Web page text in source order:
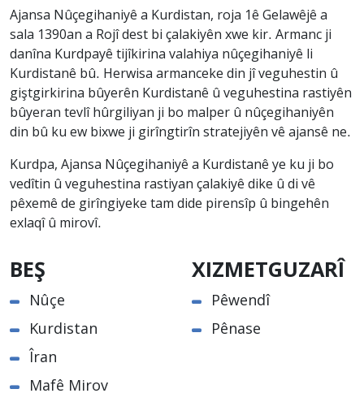
Ajansa Nûçegihaniyê a Kurdistan, roja 1ê Gelawêjê a
sala 1390an a Rojî dest bi çalakiyên xwe kir. Armanc ji
danîna Kurdpayê tijîkirina valahiya nûçegihaniyê li
Kurdistanê bû. Herwisa armanceke din jî veguhestin û
giştgirkirina bûyerên Kurdistanê û veguhestina rastiyên
bûyeran tevlî hûrgiliyan ji bo malper û nûçegihaniyên
din bû ku ew bixwe ji girîngtirîn stratejiyên vê ajansê ne.
Kurdpa, Ajansa Nûçegihaniyê a Kurdistanê ye ku ji bo
vedîtin û veguhestina rastiyan çalakiyê dike û di vê
pêxemê de girîngiyeke tam dide pirensîp û bingehên
exlaqî û mirovî.
BEŞ
Nûçe
Kurdistan
Îran
Mafê Mirov
XIZMETGUZARÎ
Pêwendî
Pênase